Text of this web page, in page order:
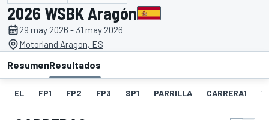
2026 WSBK Aragón
29 may 2026 - 31 may 2026
Motorland Aragon, ES
ResumenResultados
EL FP1 FP2 FP3 SP1 PARRILLA CARRERA1